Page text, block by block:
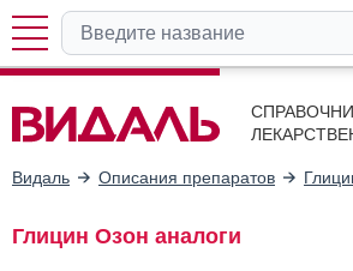
Видаль Описания препаратов
Глицин Озон аналоги